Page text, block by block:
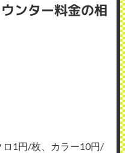
ンター料金の相
ロ1円/枚、カラー10円/